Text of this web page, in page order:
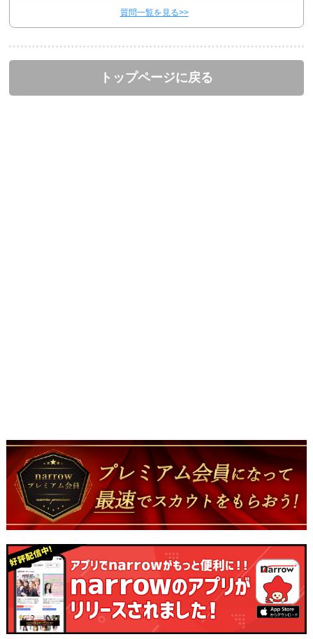
質問一覧を見る>>
トップページに戻る